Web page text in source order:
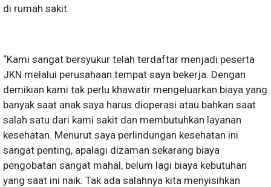
di rumah sakit.
“Kami sangat bersyukur telah terdaftar menjadi peserta
JKN melalui perusahaan tempat saya bekerja. Dengan
demikian kami tak perlu khawatir mengeluarkan biaya yang
banyak saat anak saya harus dioperasi atau bahkan saat
salah satu dari kami sakit dan membutuhkan layanan
kesehatan. Menurut saya perlindungan kesehatan ini
sangat penting, apalagi dizaman sekarang biaya
pengobatan sangat mahal, belum lagi biaya kebutuhan
yang saat ini naik. Tak ada salahnya kita menyisihkan